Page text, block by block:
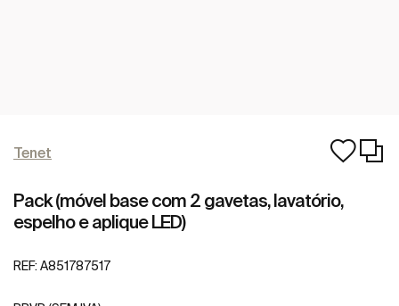
Tenet
Pack (móvel base com 2 gavetas, lavatório,
espelho e aplique LED)
REF: A851787517